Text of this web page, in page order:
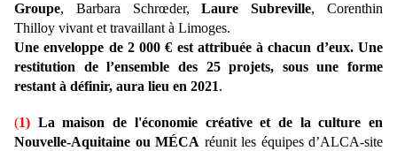
Groupe, Barbara Schrœder,Laure Subreville, Corenthin
Thilloy vivant et travaillant à Limoges.
Une enveloppe de 2 000 € est attribuée à chacun d’eux. Une
restitution de l’ensemble des 25 projets, sous une forme
restant à définir, aura lieu en 2021.
(1) La maison de l'économie créative et de la culture en
Nouvelle-Aquitaine ou MÉCA réunit les équipes d’ALCA-site